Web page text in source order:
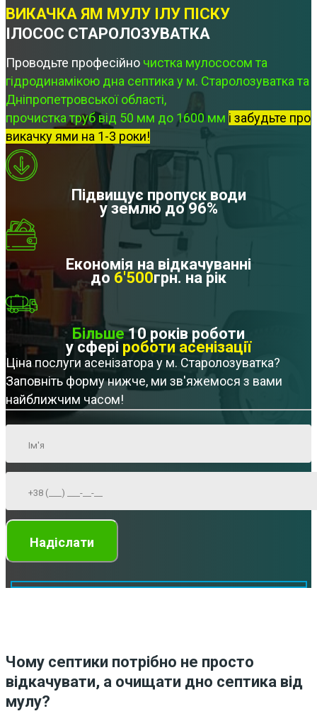
ВИКАЧКА ЯМ МУЛУ ІЛУ ПІСКУ
ІЛОСОС СТАРОЛОЗУВАТКА
Проводьте професійно чистка мулососом та
гідродинамікою дна септика у м. Старолозуватка та
Дніпропетровської області,
прочистка труб від 50 мм до 1600 мм і забудьте про
викачку ями на 1-3 роки!
Підвищує пропуск води
у землю до 96%
Економія на відкачуванні
до 6'500грн. на рік
Більше10 років роботи
у сфері роботи асенізації
Ціна послуги асенізатора у м. Старолозуватка?
Заповніть форму нижче, ми зв'яжемося з вами
найближчим часом!
Чому септики потрібно не просто
відкачувати, а очищати дно септика від
мулу?